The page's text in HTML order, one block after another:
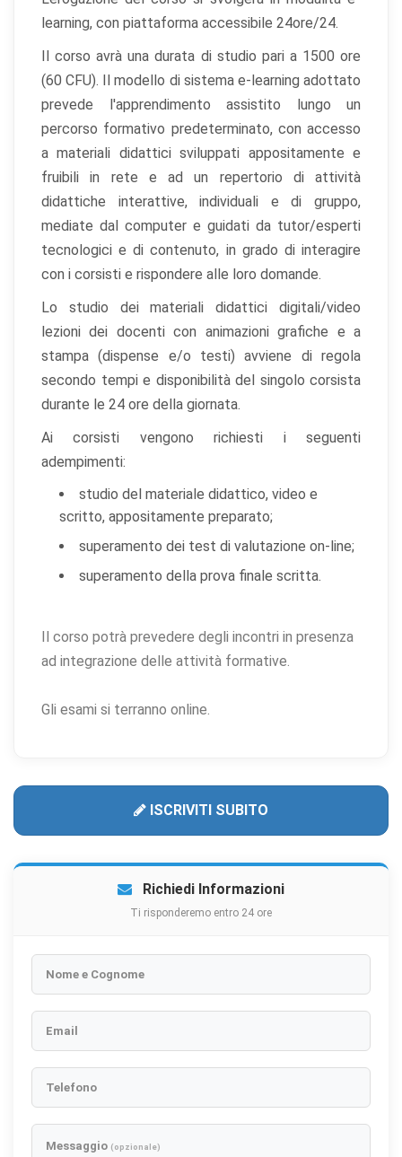
learning, con piattaforma accessibile 24ore/24.
Il corso avrà una durata di studio pari a 1500 ore
(60 CFU). Il modello di sistema e-learning adottato
prevede l'apprendimento assistito lungo un
percorso formativo predeterminato, con accesso
a materiali didattici sviluppati appositamente e
fruibili in rete e ad un repertorio di attività
didattiche interattive, individuali e di gruppo,
mediate dal computer e guidati da tutor/esperti
tecnologici e di contenuto, in grado di interagire
con i corsisti e rispondere alle loro domande.
Lo studio dei materiali didattici digitali/video
lezioni dei docenti con animazioni grafiche e a
stampa (dispense e/o testi) avviene di regola
secondo tempi e disponibilità del singolo corsista
durante le 24 ore della giornata.
Ai corsisti vengono richiesti i seguenti
adempimenti:
studio del materiale didattico, video e
scritto, appositamente preparato;
superamento dei test di valutazione on-line;
superamento della prova finale scritta.
Il corso potrà prevedere degli incontri in presenza
ad integrazione delle attività formative.
Gli esami si terranno online.
ISCRIVITI SUBITO
Richiedi Informazioni
Ti risponderemo entro 24 ore
Nome e Cognome
Email
Telefono
Messaggio (opzionale)
Preferenze cookie ×
Scegli quali categorie di cookie vuoi accettare. I cookie
necessari sono sempre attivi perché indispensabili al
funzionamento del sito.
Cookie necessari Sempre attivi
sicurezza, preferenze tecniche). Senza di essi il sito
Cookie di preferenze
Permettono al sito di ricordare scelte che modificano
l'aspetto o il comportamento (es. lingua, layout).
Cookie statistici
sito tramite dati raccolti in forma anonima o aggregata.
Utilizzati da terze parti per tracciare l'utente attraverso
siti web allo scopo di mostrare annunci pertinenti.
Salva
preferenze
Accetta